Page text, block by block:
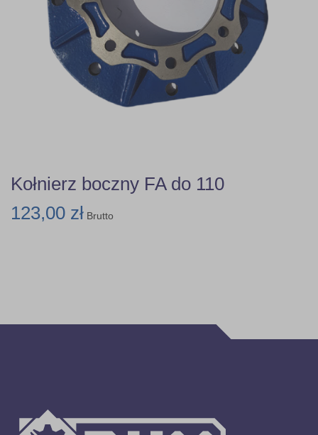
Kołnierz boczny FA do 110
123,00 zł Brutto